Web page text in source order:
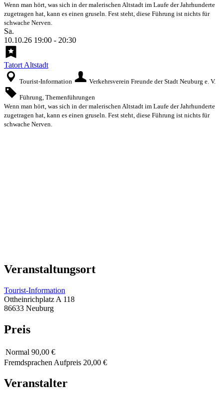
Wenn man hört, was sich in der malerischen Altstadt im Laufe der Jahrhunderte
zugetragen hat, kann es einen gruseln. Fest steht, diese Führung ist nichts für
schwache Nerven.
Sa.
10.10.26 19:00 - 20:30
Tatort Altstadt
Tourist-Information Verkehrsverein Freunde der Stadt Neuburg e. V.
Führung, Themenführungen
Wenn man hört, was sich in der malerischen Altstadt im Laufe der Jahrhunderte
zugetragen hat, kann es einen gruseln. Fest steht, diese Führung ist nichts für
schwache Nerven.
Veranstaltungsort
Tourist-Information
Ottheinrichplatz A 118
86633 Neuburg
Preis
Normal 90,00 €
Fremdsprachen Aufpreis 20,00 €
Veranstalter